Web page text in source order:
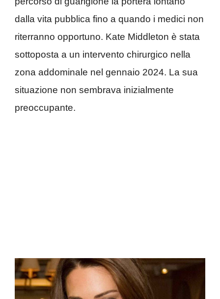
dalla vita pubblica fino a quando i medici non
riterranno opportuno. Kate Middleton è stata
sottoposta a un intervento chirurgico nella
zona addominale nel gennaio 2024. La sua
situazione non sembrava inizialmente
preoccupante.